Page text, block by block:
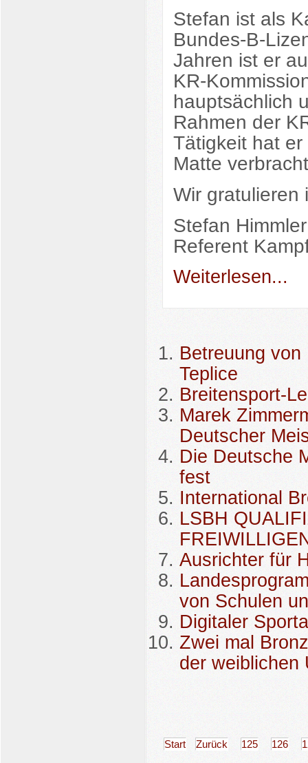
Stefan ist als
Bundes-B-
Jahren ist er
KR-
hauptsächlich
Rahmen der
Tätigkeit hat
Matte
Wir gratulieren
Stefan Himmler
Referent
Weiterlesen...
Betreuung
Teplice
Breitensport-
Marek
Deutscher
Die Deutsche
fest
International
LSBH
Ausrichter für
von Schulen
Digitaler
Zwei mal
der weiblichen
Start Zurück 125 126